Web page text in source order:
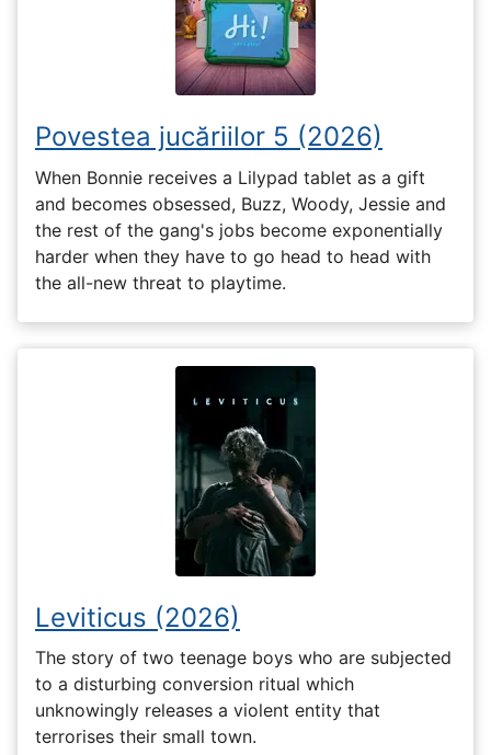
Povestea jucăriilor 5 (2026)
When Bonnie receives a Lilypad tablet as a gift
and becomes obsessed, Buzz, Woody, Jessie and
the rest of the gang's jobs become exponentially
harder when they have to go head to head with
the all-new threat to playtime.
Leviticus (2026)
The story of two teenage boys who are subjected
to a disturbing conversion ritual which
unknowingly releases a violent entity that
terrorises their small town.